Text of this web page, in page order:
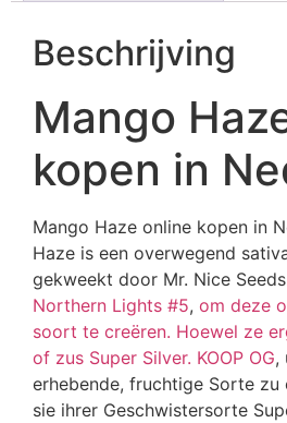
Beschrijving
Mango
kopen in
Mango Haze online kopen in
Haze is een overwegend
gekweekt door Mr. Nice
Northern Lights #5, om deze
soort te creëren. Hoewel ze
of zus Super Silver. KOOP OG,
erhebende, fruchtige Sorte zu
sie ihrer Geschwistersorte